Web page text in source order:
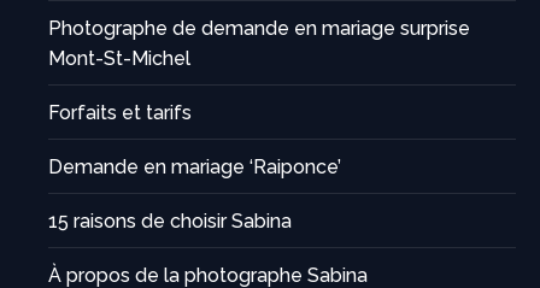
Photographe de demande en mariage surprise
Mont-St-Michel
Forfaits et tarifs
Demande en mariage ‘Raiponce’
15 raisons de choisir Sabina
À propos de la photographe Sabina